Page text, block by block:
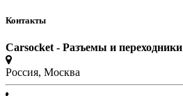
Контакты
Carsocket - Разъемы и переходники
Россия, Москва